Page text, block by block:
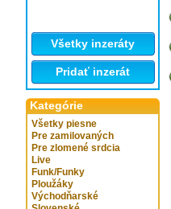
Všetky inzeráty
Pridať inzerát
Kategórie
Všetky piesne
Pre zamilovaných
Pre zlomené srdcia
Live
Funk/Funky
Ploužáky
Východňarské